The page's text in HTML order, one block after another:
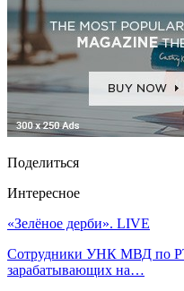
Поделиться
Интересное
«Зелёное дерби». LIVE
Сотрудники УНК МВД по
зарабатывающих на…